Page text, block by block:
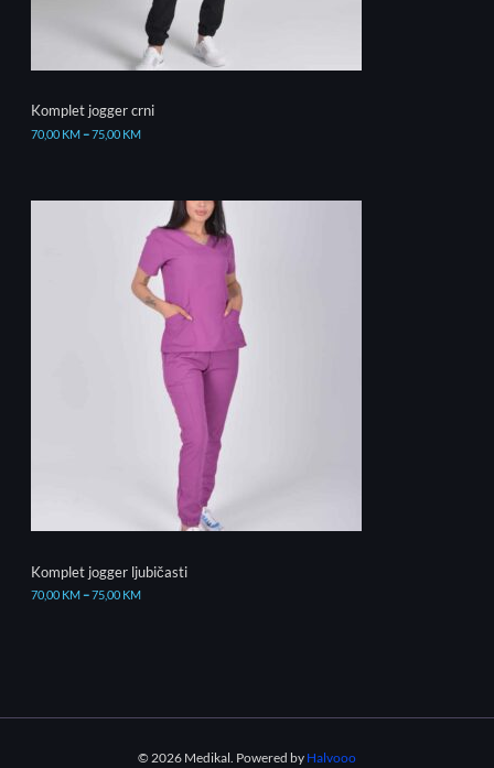
Komplet jogger crni
70,00 KM–75,00 KM
Komplet jogger ljubičasti
70,00 KM–75,00 KM
© 2026 Medikal. Powered by Halvooo